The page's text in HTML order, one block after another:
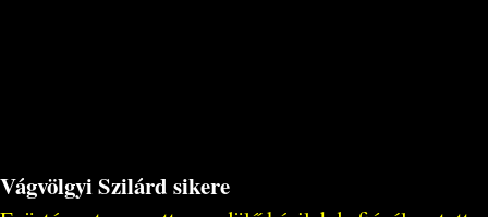
Vágvölgyi Szilárd sikere